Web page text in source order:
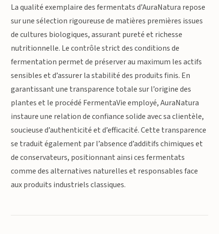
La qualité exemplaire des fermentats d’AuraNatura repose
sur une sélection rigoureuse de matières premières issues
de cultures biologiques, assurant pureté et richesse
nutritionnelle. Le contrôle strict des conditions de
fermentation permet de préserver au maximum les actifs
sensibles et d’assurer la stabilité des produits finis. En
garantissant une transparence totale sur l’origine des
plantes et le procédé FermentaVie employé, AuraNatura
instaure une relation de confiance solide avec sa clientèle,
soucieuse d’authenticité et d’efficacité. Cette transparence
se traduit également par l’absence d’additifs chimiques et
de conservateurs, positionnant ainsi ces fermentats
comme des alternatives naturelles et responsables face
aux produits industriels classiques.